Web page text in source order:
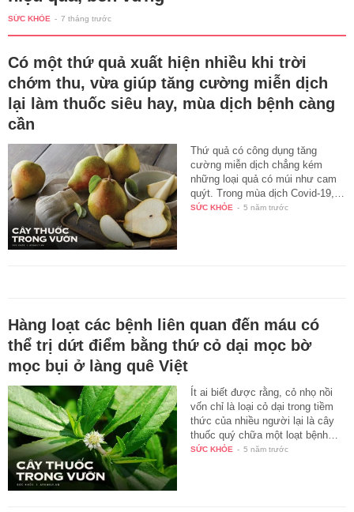
SỨC KHỎE - 7 tháng trước
Có một thứ quả xuất hiện nhiều khi trời
chớm thu, vừa giúp tăng cường miễn dịch
lại làm thuốc siêu hay, mùa dịch bệnh càng
cần
Thứ quả có công dụng tăng
cường miễn dịch chẳng kém
những loại quả có múi như cam
quýt. Trong mùa dịch Covid-19,…
SỨC KHỎE - 5 năm trước
Hàng loạt các bệnh liên quan đến máu có
thể trị dứt điểm bằng thứ cỏ dại mọc bờ
mọc bụi ở làng quê Việt
Ít ai biết được rằng, cỏ nhọ nồi
vốn chỉ là loại cỏ dại trong tiềm
thức của nhiều người lại là cây
thuốc quý chữa một loạt bệnh…
SỨC KHỎE - 5 năm trước